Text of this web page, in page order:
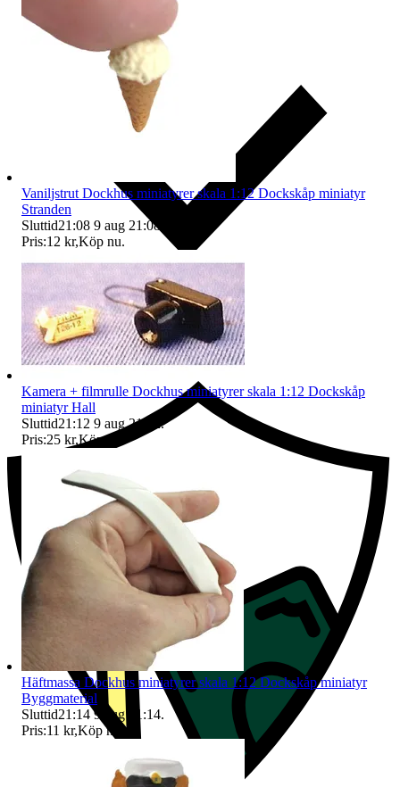
Ersättning om du inte får din vara
Vaniljstrut Dockhus miniatyrer skala 1:12 Dockskåp miniatyr
Stranden
Sluttid21:08 9 aug 21:08
Pris:12 kr,Köp nu.
Kamera + filmrulle Dockhus miniatyrer skala 1:12 Dockskåp
miniatyr Hall
Sluttid21:12 9 aug 21:12.
Pris:25 kr,Köp nu
Häftmassa Dockhus miniatyrer skala 1:12 Dockskåp miniatyr
Byggmaterial
Sluttid21:14 9 aug 21:14.
Pris:11 kr,Köp nu